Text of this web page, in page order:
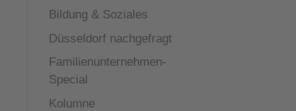
Bildung & Soziales
Düsseldorf nachgefragt
Familienunternehmen-
Special
Kolumne